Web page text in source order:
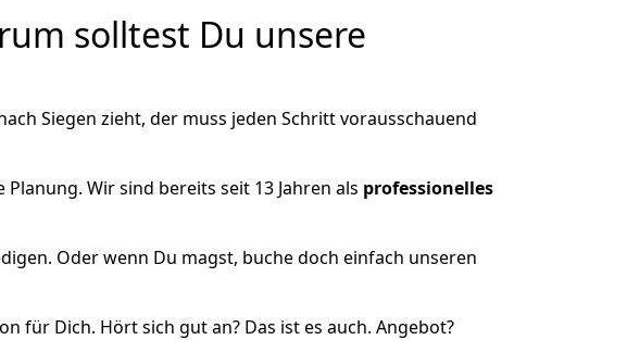
solltest Du unsere
Siegen zieht, der muss jeden Schritt vorausschauend
Wir sind bereits seit 13 Jahren als professionelles
Oder wenn Du magst, buche doch einfach unseren
für Dich. Hört sich gut an? Das ist es auch. Angebot?